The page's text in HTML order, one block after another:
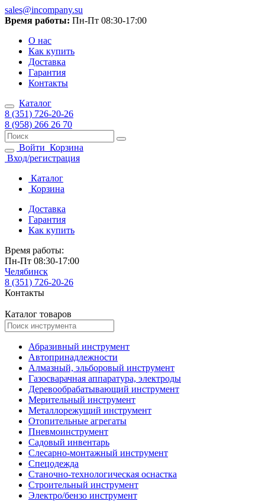
sales@incompany.su
Время работы: Пн-Пт 08:30-17:00
О нас
Как купить
Доставка
Гарантия
Контакты
Каталог
8 (351) 726-20-26
8 (958) 266 26 70
Войти Корзина
Вход/регистрация
Каталог
Корзина
Доставка
Гарантия
Как купить
Время работы:
Пн-Пт 08:30-17:00
Челябинск
8 (351) 726-20-26
Контакты
Каталог товаров
Абразивный инструмент
Автопринадлежности
Алмазный, эльборовый инструмент
Газосварачная аппаратура, электроды
Деревообрабатывающий инструмент
Мерительный инструмент
Металлорежущий инструмент
Отопительные агрегаты
Пневмоинструмент
Садовый инвентарь
Слесарно-монтажный инструмент
Спецодежда
Станочно-технологическая оснастка
Строительный инструмент
Электро/бензо инструмент